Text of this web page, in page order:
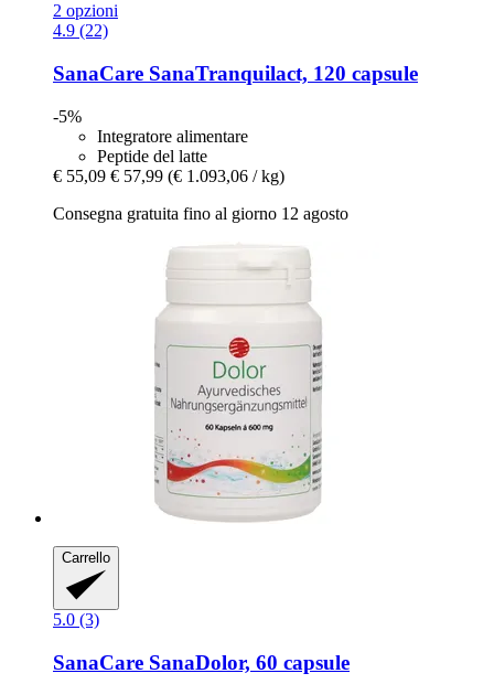
2 opzioni
4.9 (22)
SanaCare SanaTranquilact, 120 capsule
-5%
Integratore alimentare
Peptide del latte
€ 55,09 € 57,99 (€ 1.093,06 / kg)
Consegna gratuita fino al giorno 12 agosto
Carrello
5.0 (3)
SanaCare SanaDolor, 60 capsule